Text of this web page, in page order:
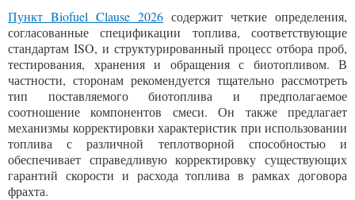
Пункт Biofuel Clause 2026 содержит четкие определения,
согласованные спецификации топлива, соответствующие
стандартам ISO, и структурированный процесс отбора проб,
тестирования, хранения и обращения с биотопливом. В
частности, сторонам рекомендуется тщательно рассмотреть
тип поставляемого биотоплива и предполагаемое
соотношение компонентов смеси. Он также предлагает
механизмы корректировки характеристик при использовании
топлива с различной теплотворной способностью и
обеспечивает справедливую корректировку существующих
гарантий скорости и расхода топлива в рамках договора
фрахта.